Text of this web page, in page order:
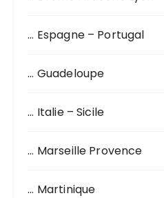
… Espagne – Portugal
… Guadeloupe
… Italie – Sicile
… Marseille Provence
… Martinique